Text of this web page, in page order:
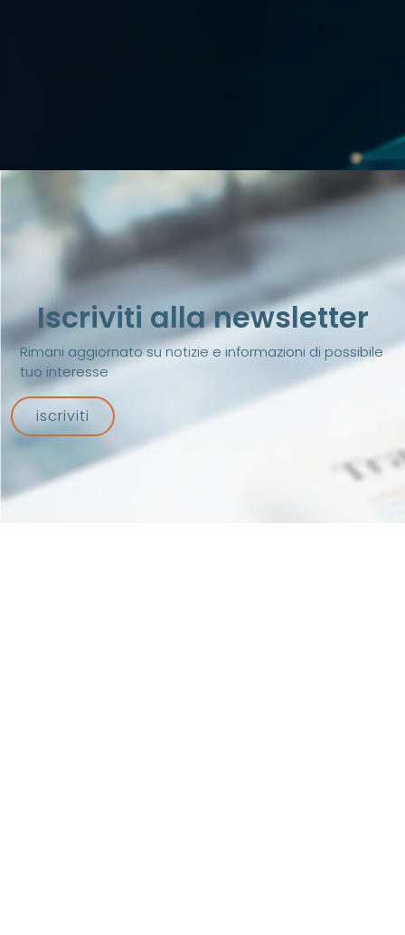
Iscriviti alla newsletter
Rimani aggiornato su notizie e informazioni di possibile
tuo interesse
iscriviti